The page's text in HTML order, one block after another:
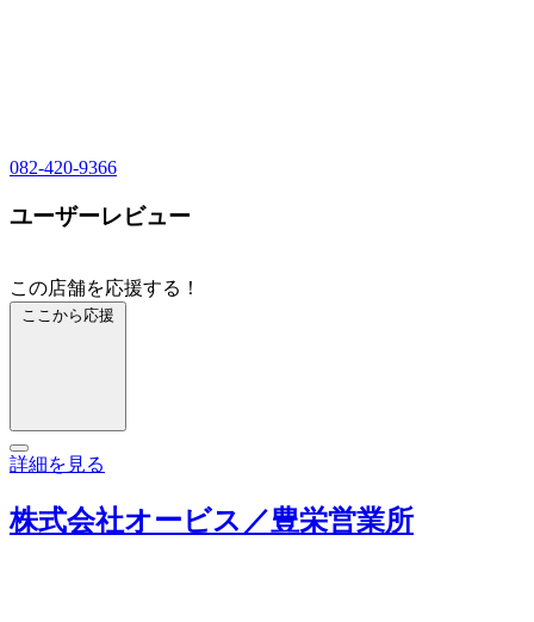
082-420-9366
ユーザーレビュー
この店舗を応援する！
ここから応援
詳細を見る
株式会社オービス／豊栄営業所